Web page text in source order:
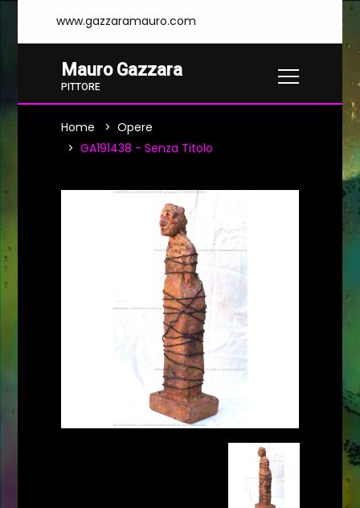
www.gazzaramauro.com
Mauro Gazzara
PITTORE
Home
Opere
GA191438 - Senza Titolo